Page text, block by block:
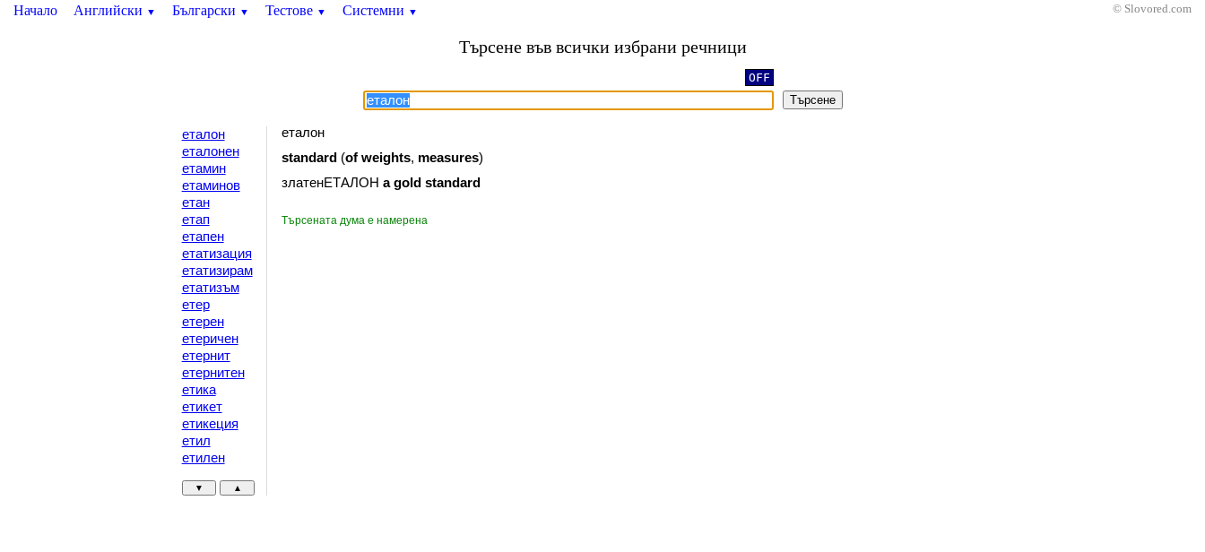
Начало Английски ▼ Български ▼ Тестове ▼ Системни ▼ © Slovored.com
Търсене във всички избрани речници
OFF
Търсене
еталон
еталонен
етамин
етаминов
етан
етап
етапен
етатизация
етатизирам
етатизъм
етер
етерен
етеричен
етернит
етернитен
етика
етикет
етикеция
етил
етилен
▼ ▲
еталон
standard (of weights, measures)
златенЕТАЛОН a gold standard
Търсената дума е намерена